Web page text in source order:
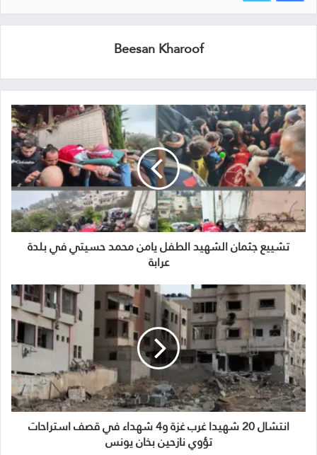
Beesan Kharoof
تشييع جثمان الشهيد الطفل يامن محمد حسيتي في بلدة
عرابة
انتشال 20 شهيدا غرب غزة و4 شهداء في قصف استراحات
تؤوي نازحين بخان يونس